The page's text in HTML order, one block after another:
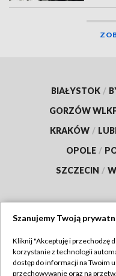
BIAŁYSTOK /
GORZÓW
KRAKÓW /
OPOLE /
SZCZECIN /
Szanujemy Twoją
Kliknij "Akceptuję i przechodzę
korzystanie z technologii
dostęp do informacji na Twoim
przechowywanie oraz na